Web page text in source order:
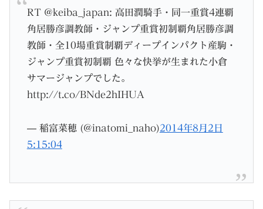
RT @keiba_japan: 高田潤騎手・同一重賞4連覇
角居勝彦調教師・ジャンプ重賞初制覇角居勝彦調
教師・全10場重賞制覇ディープインパクト産駒・
ジャンプ重賞初制覇 色々な快挙が生まれた小倉
サマージャンプでした。
http://t.co/BNde2hIHUA
— 稲富菜穂 (@inatomi_naho)2014年8月2日
5:15:04